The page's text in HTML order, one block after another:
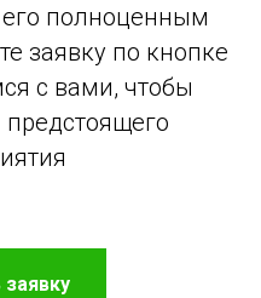
его полноценным
заявку по кнопке
с вами, чтобы
предстоящего